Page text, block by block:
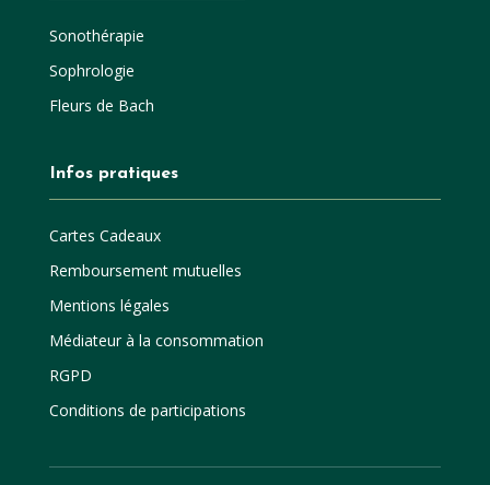
Sonothérapie
Sophrologie
Fleurs de Bach
Infos pratiques
Cartes Cadeaux
Remboursement mutuelles
Mentions légales
Médiateur à la consommation
RGPD
Conditions de participations